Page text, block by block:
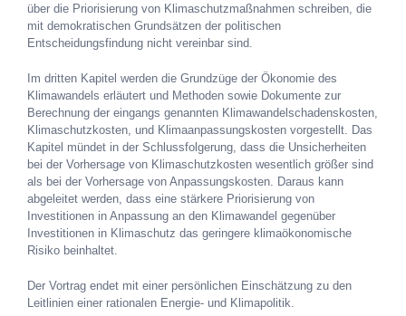
über die Priorisierung von Klimaschutzmaßnahmen schreiben, die
mit demokratischen Grundsätzen der politischen
Entscheidungsfindung nicht vereinbar sind.
Im dritten Kapitel werden die Grundzüge der Ökonomie des
Klimawandels erläutert und Methoden sowie Dokumente zur
Berechnung der eingangs genannten Klimawandelschadenskosten,
Klimaschutzkosten, und Klimaanpassungskosten vorgestellt. Das
Kapitel mündet in der Schlussfolgerung, dass die Unsicherheiten
bei der Vorhersage von Klimaschutzkosten wesentlich größer sind
als bei der Vorhersage von Anpassungskosten. Daraus kann
abgeleitet werden, dass eine stärkere Priorisierung von
Investitionen in Anpassung an den Klimawandel gegenüber
Investitionen in Klimaschutz das geringere klimaökonomische
Risiko beinhaltet.
Der Vortrag endet mit einer persönlichen Einschätzung zu den
Leitlinien einer rationalen Energie- und Klimapolitik.